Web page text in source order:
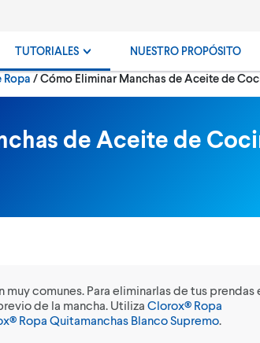
TUTORIALES NUESTRO PROPÓSITO
Ropa Actualmente:
Cómo Eliminar Manchas de Aceite de
de Aceite de
comunes. Para eliminarlas de tus prendas
de la mancha. Utiliza Clorox® Ropa
Ropa Quitamanchas Blanco Supremo.